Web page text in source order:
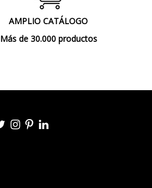
AMPLIO CATÁLOGO
Más de 30.000 productos